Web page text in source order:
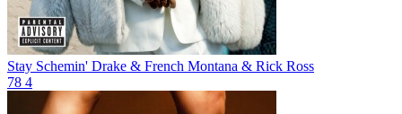
Stay Schemin' Drake & French Montana & Rick Ross
78 4